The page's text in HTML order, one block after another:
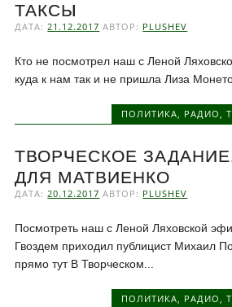
ТАКСЫ
ДАТА:21.12.2017 АВТОР: PLUSHEV
Кто не посмотрел наш с Леной
куда к нам так и не пришла Лиза
ПОЛИТИКА, РАДИО,
ТВОРЧЕСКОЕ
ДЛЯ МАТВИЕНКО
ДАТА:20.12.2017 АВТОР: PLUSHEV
Посмотреть наш с Леной Ляховской
Гвоздем приходил публицист Михаил
прямо тут В Творческом...
ПОЛИТИКА, РАДИО,